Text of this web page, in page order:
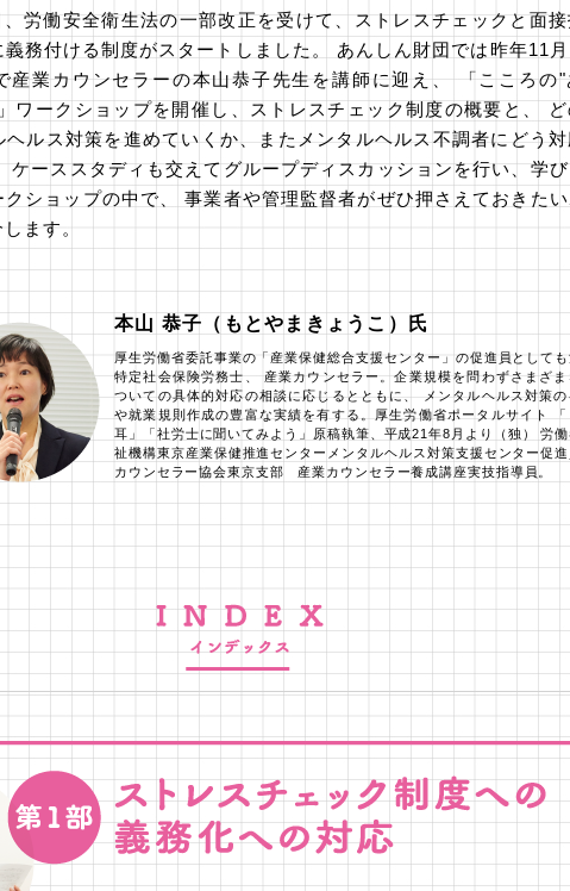
労働安全衛生法の一部改正を受けて、ストレスチェックと面
務付ける制度がスタートしました。 あんしん財団では昨年11
産業カウンセラーの本山恭子先生を講師に迎え、 「こころの
ワークショップを開催し、ストレスチェック制度の概要と、
ヘルス対策を進めていくか、またメンタルヘルス不調者にどう
ケーススタディも交えてグループディスカッションを行い、学
クショップの中で、 事業者や管理監督者がぜひ押さえておきた
ます。
本山 恭子（もとやまきょうこ）氏
厚生労働省委託事業の「産業保健総合支援センター」の促進員として
特定社会保険労務士、 産業カウンセラー。企業規模を問わずさまざ
ついての具体的対応の相談に応じるとともに、 メンタルヘルス対策
や就業規則作成の豊富な実績を有する。厚生労働省ポータルサイト
耳」「社労士に聞いてみよう」原稿執筆、平成21年8月より（独） 労
祉機構東京産業保健推進センターメンタルヘルス対策支援センター促
カウンセラー協会東京支部 産業カウンセラー養成講座実技指導員。